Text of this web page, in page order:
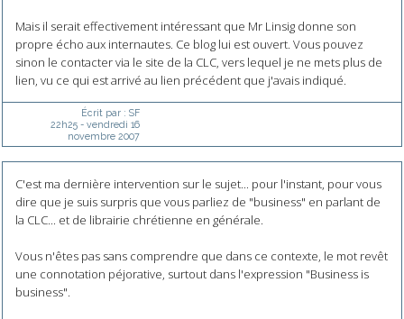
Mais il serait effectivement intéressant que Mr Linsig donne son
propre écho aux internautes. Ce blog lui est ouvert. Vous pouvez
sinon le contacter via le site de la CLC, vers lequel je ne mets plus de
lien, vu ce qui est arrivé au lien précédent que j'avais indiqué.
Écrit par : SF
22h25- vendredi 16
novembre 2007
C'est ma dernière intervention sur le sujet... pour l'instant, pour vous
dire que je suis surpris que vous parliez de "business" en parlant de
la CLC... et de librairie chrétienne en générale.
Vous n'êtes pas sans comprendre que dans ce contexte, le mot revêt
une connotation péjorative, surtout dans l'expression "Business is
business".